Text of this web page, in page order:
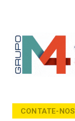
CONTATE-NOS